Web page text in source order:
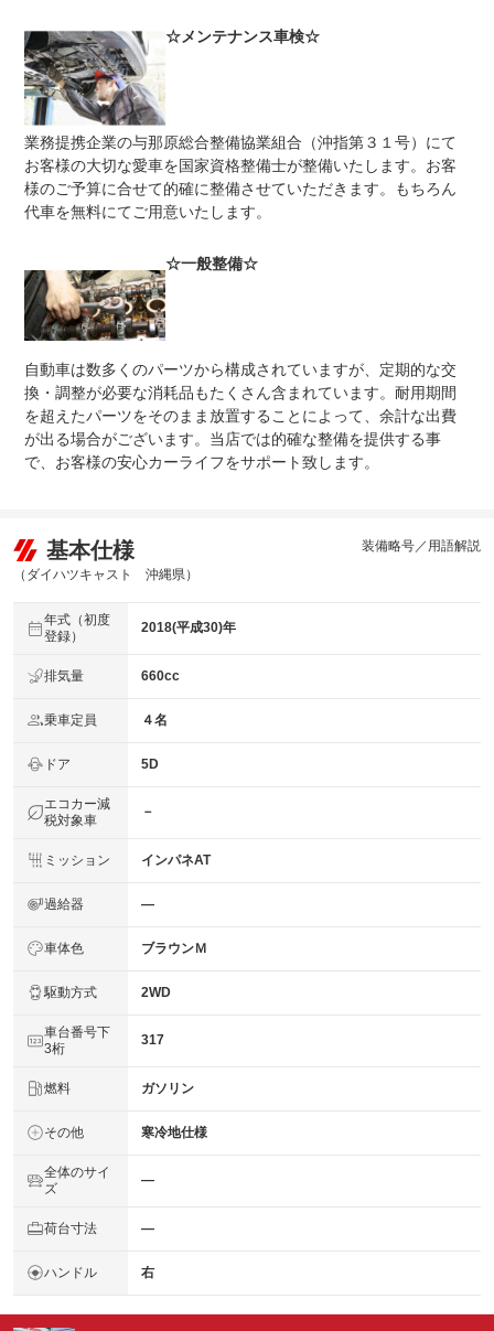
免責金 無し
保証修理
受付先
-
法定整備
整備付 法定12ヶ月または法定24ヶ月点検整備付
※車検なし・車検整備付の場合は法定24ヶ月点検整備付
※商用車は6ヶ月または12ヶ月点検整備付
☆メンテナンス車検☆
業務提携企業の与那原総合整備協業組合（沖指第３１号）にて
お客様の大切な愛車を国家資格整備士が整備いたします。お客
様のご予算に合せて的確に整備させていただきます。もちろん
代車を無料にてご用意いたします。
☆一般整備☆
自動車は数多くのパーツから構成されていますが、定期的な交
換・調整が必要な消耗品もたくさん含まれています。耐用期間
を超えたパーツをそのまま放置することによって、余計な出費
が出る場合がございます。当店では的確な整備を提供する事
で、お客様の安心カーライフをサポート致します。
基本仕様
（ダイハツキャスト 沖縄県）
装備略号／用語解説
年式（初度
登録）
2018(平成30)年
排気量 660cc
乗車定員 ４名
ドア 5D
エコカー減
税対象車
－
ミッション インパネAT
過給器 ―
車体色 ブラウンＭ
駆動方式 2WD
車台番号下
3桁
317
燃料 ガソリン
その他 寒冷地仕様
全体のサイ
ズ
―
荷台寸法 ―
ハンドル 右